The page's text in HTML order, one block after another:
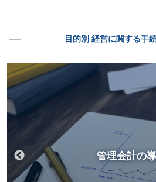
目的別 経営に関する手
管理会計の